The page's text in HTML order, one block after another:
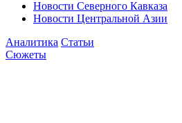
Новости Северного Кавказа
Новости Центральной Азии
Аналитика Статьи
Сюжеты